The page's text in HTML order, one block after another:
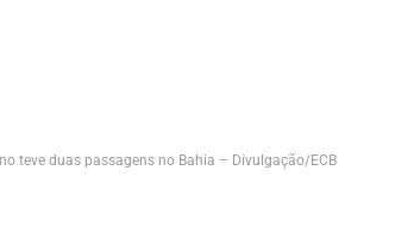
teve duas passagens no Bahia – Divulgação/ECB